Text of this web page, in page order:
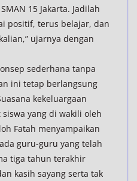
15 Jakarta. Jadilah
positif, terus belajar, dan
ujarnya dengan
sederhana tanpa
ini tetap berlangsung
kekeluargaan
yang di wakili oleh
Fatah menyampaikan
guru-guru yang telah
tiga tahun terakhir
kasih sayang serta tak